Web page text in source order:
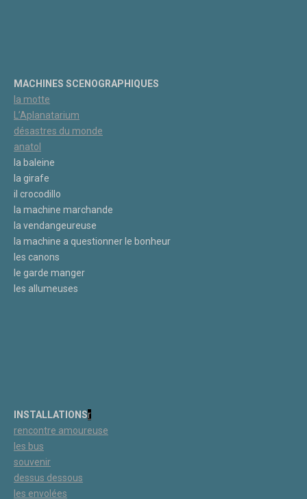
MACHINES SCENOGRAPHIQUES
la motte
L’Aplanatarium
désastres du monde
anatol
la baleine
la girafe
il crocodillo
la machine marchande
la vendangeureuse
la machine a questionner le bonheur
les canons
le garde manger
les allumeuses
INSTALLATIONSr
rencontre amoureuse
les bus
souvenir
dessus dessous
les envolées